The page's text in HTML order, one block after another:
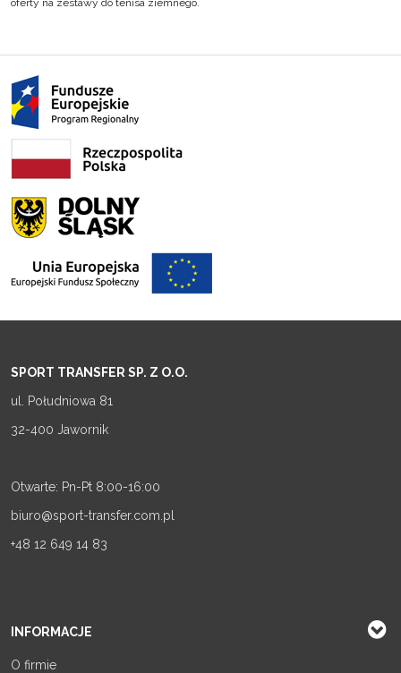
oferty na zestawy do tenisa ziemnego.
SPORT TRANSFER SP. Z O.O.
ul. Południowa 81
32-400 Jawornik
Otwarte: Pn-Pt 8:00-16:00
biuro@sport-transfer.com.pl
+48 12 649 14 83
INFORMACJE
O firmie